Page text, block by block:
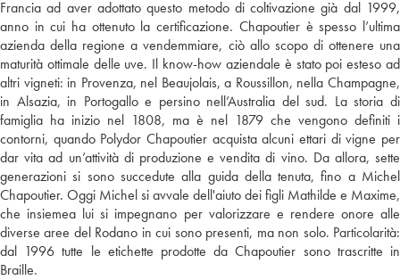
Francia ad aver adottato questo metodo di coltivazione già dal 1999,
anno in cui ha ottenuto la certificazione. Chapoutier è spesso l’ultima
azienda della regione a vendemmiare, ciò allo scopo di ottenere una
maturità ottimale delle uve. Il know-how aziendale è stato poi esteso ad
altri vigneti: in Provenza, nel Beaujolais, a Roussillon, nella Champagne,
in Alsazia, in Portogallo e persino nell’Australia del sud. La storia di
famiglia ha inizio nel 1808, ma è nel 1879 che vengono definiti i
contorni, quando Polydor Chapoutier acquista alcuni ettari di vigne per
dar vita ad un’attività di produzione e vendita di vino. Da allora, sette
generazioni si sono succedute alla guida della tenuta, fino a Michel
Chapoutier. Oggi Michel si avvale dell'aiuto dei figli Mathilde e Maxime,
che insiemea lui si impegnano per valorizzare e rendere onore alle
diverse aree del Rodano in cui sono presenti, ma non solo. Particolarità:
dal 1996 tutte le etichette prodotte da Chapoutier sono trascritte in
Braille.